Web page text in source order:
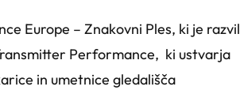
Europe – Znakovni Ples, ki je razvil
Performance, ki ustvarja
in umetnice gledališča